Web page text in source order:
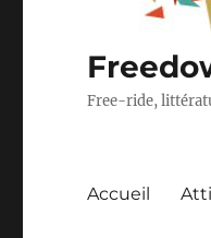
Free-ride,
Accueil